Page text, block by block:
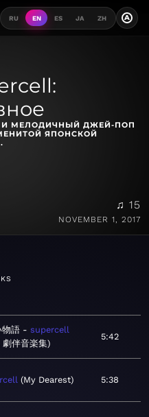
RU EN ES JA ZH A
И МЕЛОДИЧНЫЙ ДЖЕЙ-ПОП
ЯПОНСКОЙ
♫ 15
NOVEMBER 1, 2017
物語
supercell
劇伴音楽集
5:42
My Dearest 5:38